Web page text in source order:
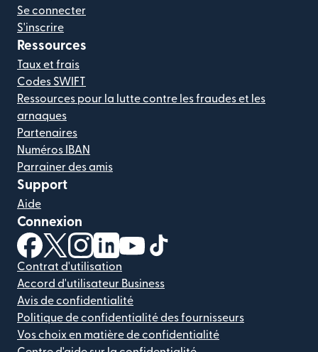
Se connecter
S'inscrire
Ressources
Taux et frais
Codes SWIFT
Ressources pour la lutte contre les fraudes et les
arnaques
Partenaires
Numéros IBAN
Parrainer des amis
Support
Aide
Connexion
(s'ouvre dans une nouvelle fenêtre)
(s'ouvre dans une nouvelle fenêtre)
(s'ouvre dans une nouvelle fenêtre)
(s'ouvre dans une nouvelle fenêtre)
(s'ouvre dans une nouvelle
Contrat d'utilisation
Accord d'utilisateur Business
Avis de confidentialité
Politique de confidentialité des fournisseurs
Vos choix en matière de confidentialité